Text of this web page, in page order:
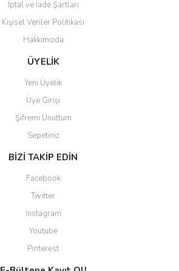
Gönder
İptal ve İade Şartları
Kişisel Veriler Politikası
Hakkımızda
ÜYELİK
Yeni Üyelik
Üye Girişi
Şifremi Unuttum
Sepetiniz
BİZİ TAKİP EDİN
Facebook
Twitter
Instagram
Youtube
Pinterest